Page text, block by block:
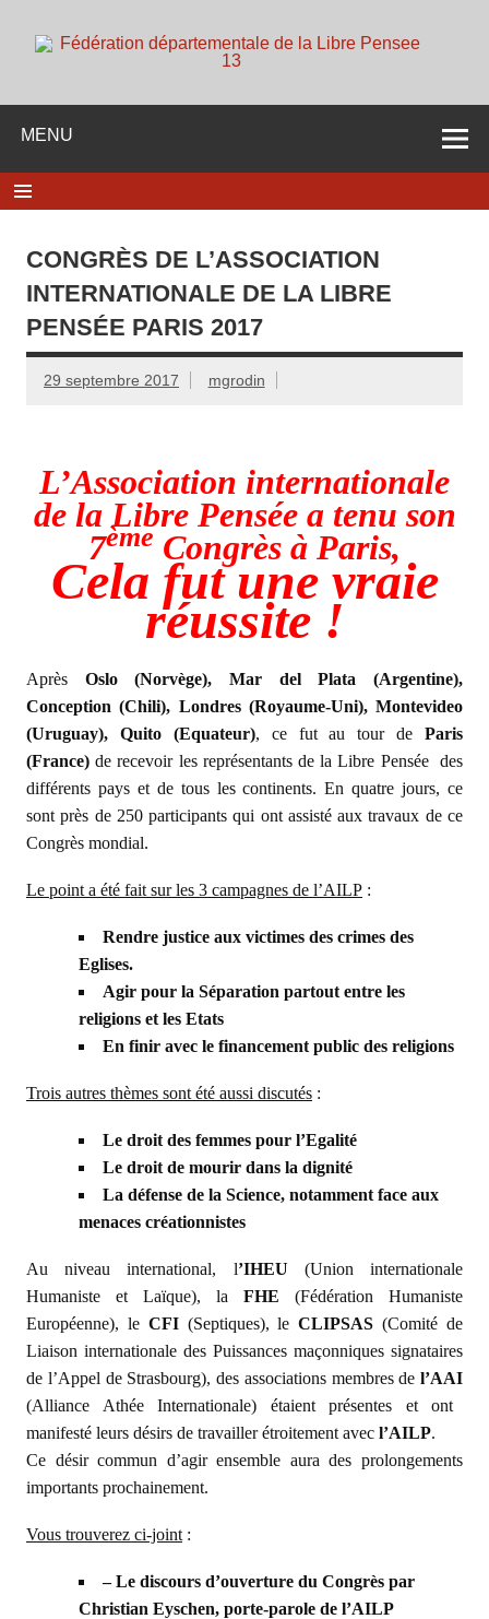
content
dieu ni maitre
MENU
CONGRÈS DE L’ASSOCIATION
INTERNATIONALE DE LA LIBRE
PENSÉE PARIS 2017
29 septembre 2017 mgrodin
L’Association internationale
de la Libre Pensée a tenu son
7ème Congrès à Paris,
Cela fut une vraie
réussite !
Après Oslo (Norvège), Mar del Plata (Argentine),
Conception (Chili), Londres (Royaume-Uni), Montevideo
(Uruguay), Quito (Equateur), ce fut au tour de Paris
(France) de recevoir les représentants de la Libre Pensée des
différents pays et de tous les continents. En quatre jours, ce
sont près de 250 participants qui ont assisté aux travaux de ce
Congrès mondial.
Le point a été fait sur les 3 campagnes de l’AILP :
Rendre justice aux victimes des crimes des
Eglises.
Agir pour la Séparation partout entre les
religions et les Etats
En finir avec le financement public des religions
Trois autres thèmes sont été aussi discutés :
Le droit des femmes pour l’Egalité
Le droit de mourir dans la dignité
La défense de la Science, notamment face aux
menaces créationnistes
Au niveau international, l’IHEU (Union internationale
Humaniste et Laïque), la FHE (Fédération Humaniste
Européenne), le CFI(Septiques), leCLIPSAS (Comité de
Liaison internationale des Puissances maçonniques signataires
de l’Appel de Strasbourg), des associations membres de l’AAI
(Alliance Athée Internationale) étaient présentes et ont
manifesté leurs désirs de travailler étroitement avec l’AILP.
Ce désir commun d’agir ensemble aura des prolongements
importants prochainement.
Vous trouverez ci-joint :
– Le discours d’ouverture du Congrès par
Christian Eyschen, porte-parole de l’AILP